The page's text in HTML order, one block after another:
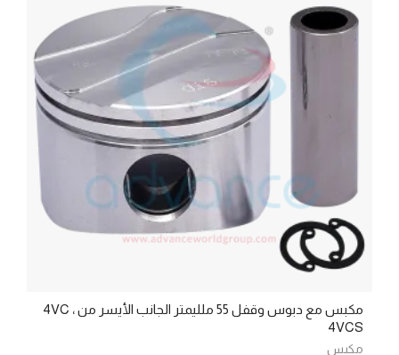
مكبس مع دبوس وقفل 55 ملليمتر الجانب الأيسر من 4VC ،
4VCS
مكبس